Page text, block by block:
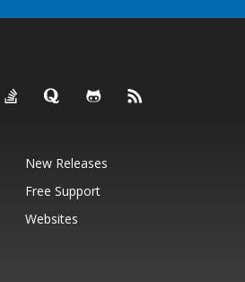
New Releases
Free Support
Websites